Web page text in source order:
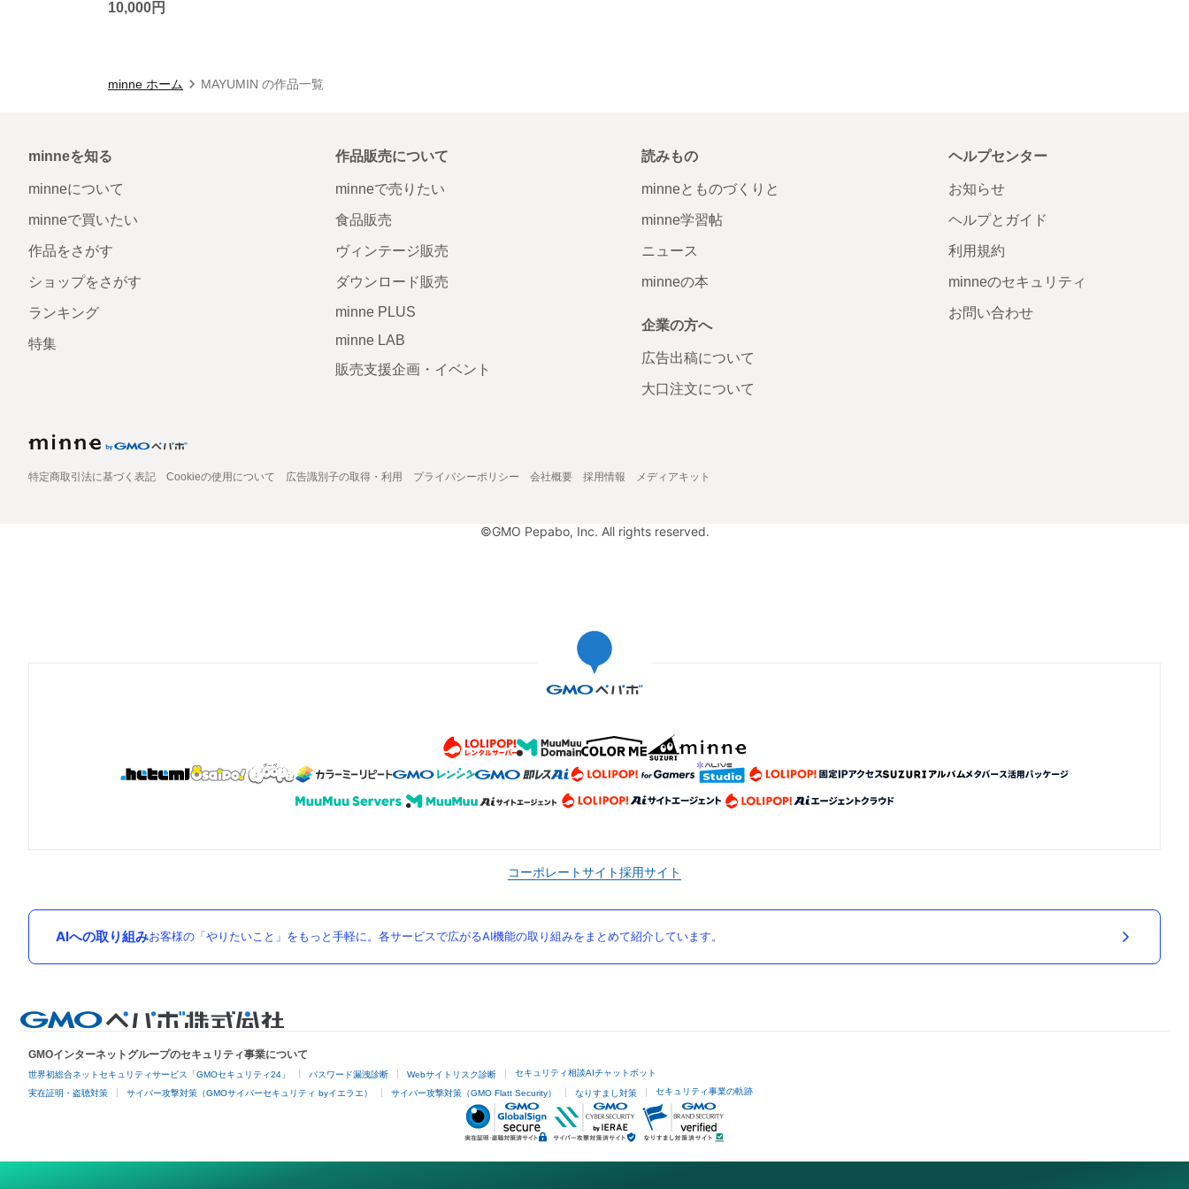
10,000円
minne ホーム MAYUMIN の作品一覧
minneを知る
minneについて
minneで買いたい
作品をさがす
ショップをさがす
ランキング
特集
作品販売について
minneで売りたい
食品販売
ヴィンテージ販売
ダウンロード販売
minne PLUS
minne LAB
販売支援企画・イベント
読みもの
minneとものづくりと
minne学習帖
ニュース
minneの本
企業の方へ
広告出稿について
大口注文について
ヘルプセンター
お知らせ
ヘルプとガイド
利用規約
minneのセキュリティ
お問い合わせ
特定商取引法に基づく表記 Cookieの使用について 広告識別子の取得・利用 プライバシーポリシー 会社概要 採用情報 メディアキット
©GMO Pepabo, Inc. All rights reserved.
コーポレートサイト採用サイト
AIへの取り組みお客様の「やりたいこと」をもっと手軽に。各サービスで広がるAI機能の取り組みをまとめて紹介しています。
GMOインターネットグループのセキュリティ事業について
世界初総合ネットセキュリティサービス「GMOセキュリティ24」 パスワード漏洩診断 Webサイトリスク診断 セキュリティ相談AIチャットボット
実在証明・盗聴対策 サイバー攻撃対策（GMOサイバーセキュリティ byイエラエ） サイバー攻撃対策（GMO Flatt Security） なりすまし対策 セキュリティ事業の軌跡